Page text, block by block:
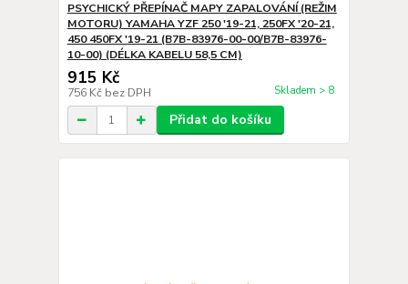
PSYCHICKÝ PŘEPÍNAČ MAPY ZAPALOVÁNÍ (REŽIM
MOTORU) YAMAHA YZF 250 '19-21, 250FX '20-21,
450 450FX '19-21 (B7B-83976-00-00/B7B-83976-
10-00) (DÉLKA KABELU 58,5 CM)
915 Kč
756 Kč bez DPH Skladem > 8
Přidat do košíku